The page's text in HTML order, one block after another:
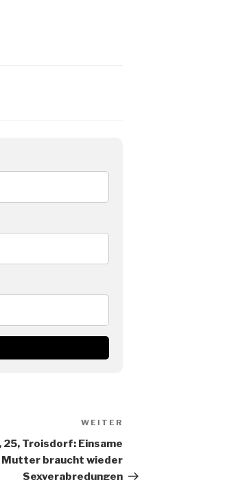
WEITER
25, Troisdorf: Einsame
Mutter braucht wieder
Sexverabredungen